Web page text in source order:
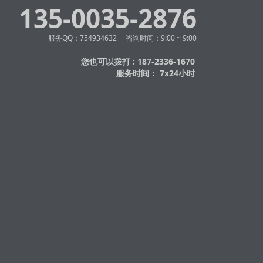
135-0035-2876
服务QQ：754934632 咨询时间：9:00 ~ 9:00
您也可以拨打 : 187-2336-1670
服务时间： 7x24小时